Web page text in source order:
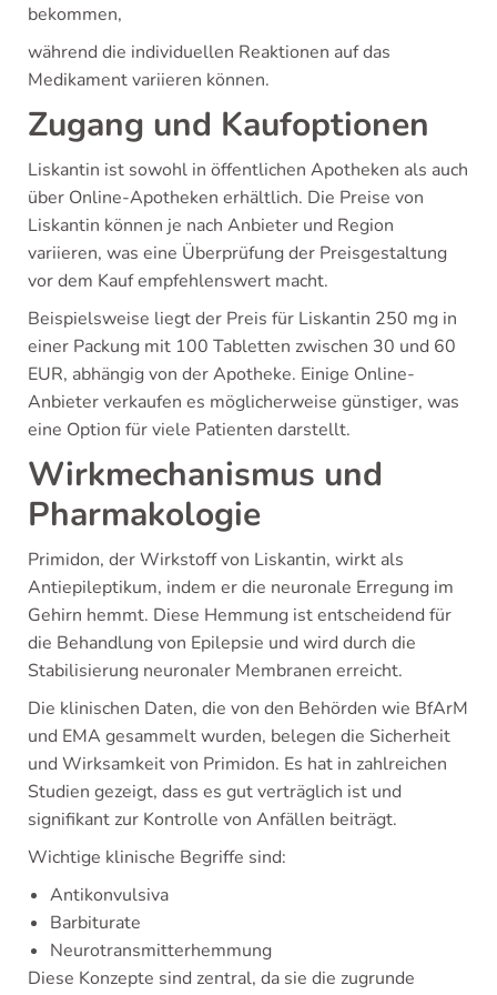
bekommen,
während die individuellen Reaktionen auf das
Medikament variieren können.
Zugang und Kaufoptionen
Liskantin ist sowohl in öffentlichen Apotheken als auch
über Online-Apotheken erhältlich. Die Preise von
Liskantin können je nach Anbieter und Region
variieren, was eine Überprüfung der Preisgestaltung
vor dem Kauf empfehlenswert macht.
Beispielsweise liegt der Preis für Liskantin 250 mg in
einer Packung mit 100 Tabletten zwischen 30 und 60
EUR, abhängig von der Apotheke. Einige Online-
Anbieter verkaufen es möglicherweise günstiger, was
eine Option für viele Patienten darstellt.
Wirkmechanismus und
Pharmakologie
Primidon, der Wirkstoff von Liskantin, wirkt als
Antiepileptikum, indem er die neuronale Erregung im
Gehirn hemmt. Diese Hemmung ist entscheidend für
die Behandlung von Epilepsie und wird durch die
Stabilisierung neuronaler Membranen erreicht.
Die klinischen Daten, die von den Behörden wie BfArM
und EMA gesammelt wurden, belegen die Sicherheit
und Wirksamkeit von Primidon. Es hat in zahlreichen
Studien gezeigt, dass es gut verträglich ist und
signifikant zur Kontrolle von Anfällen beiträgt.
Wichtige klinische Begriffe sind:
Antikonvulsiva
Barbiturate
Neurotransmitterhemmung
Diese Konzepte sind zentral, da sie die zugrunde